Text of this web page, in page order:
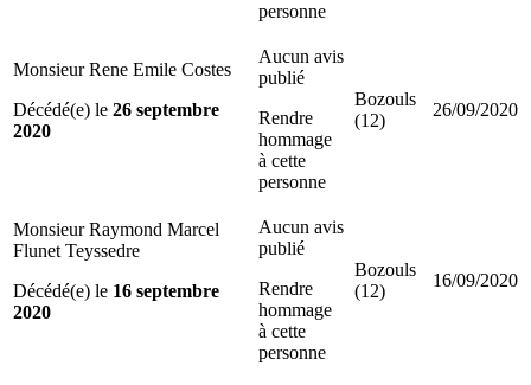
personne
Monsieur Rene Emile Costes
Décédé(e) le 26 septembre
2020
Aucun avis
publié
Rendre
hommage
à cette
personne
Bozouls
(12)
26/09/2020
Monsieur Raymond Marcel
Flunet Teyssedre
Décédé(e) le 16 septembre
2020
Aucun avis
publié
Rendre
hommage
à cette
personne
Bozouls
(12)
16/09/2020